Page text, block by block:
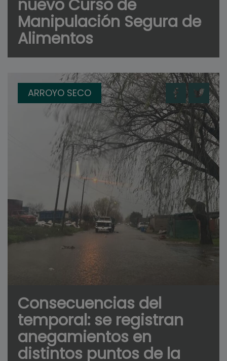
nuevo Curso de
Manipulación Segura de
Alimentos
ARROYO SECO
Consecuencias del
temporal: se registran
anegamientos en
distintos puntos de la